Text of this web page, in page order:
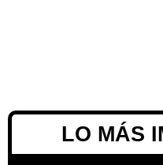
LO MÁS